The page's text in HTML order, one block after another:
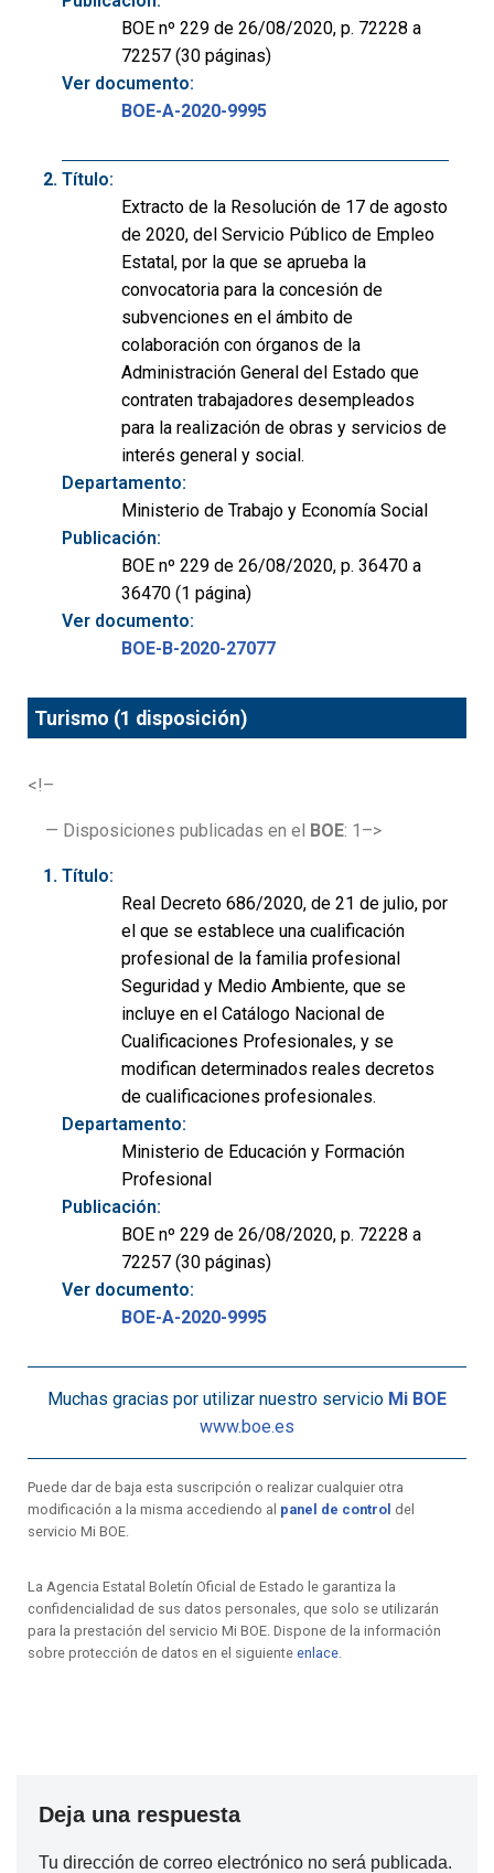
BOE nº 229 de 26/08/2020, p. 72228 a
72257 (30 páginas)
Ver documento:
BOE-A-2020-9995
Título:
Extracto de la Resolución de 17 de agosto
de 2020, del Servicio Público de Empleo
Estatal, por la que se aprueba la
convocatoria para la concesión de
subvenciones en el ámbito de
colaboración con órganos de la
Administración General del Estado que
contraten trabajadores desempleados
para la realización de obras y servicios de
interés general y social.
Departamento:
Ministerio de Trabajo y Economía Social
Publicación:
BOE nº 229 de 26/08/2020, p. 36470 a
36470 (1 página)
Ver documento:
BOE-B-2020-27077
Turismo (1 disposición)
<!–
— Disposiciones publicadas en el BOE: 1–>
Título:
Real Decreto 686/2020, de 21 de julio, por
el que se establece una cualificación
profesional de la familia profesional
Seguridad y Medio Ambiente, que se
incluye en el Catálogo Nacional de
Cualificaciones Profesionales, y se
modifican determinados reales decretos
de cualificaciones profesionales.
Departamento:
Ministerio de Educación y Formación
Profesional
Publicación:
BOE nº 229 de 26/08/2020, p. 72228 a
72257 (30 páginas)
Ver documento:
BOE-A-2020-9995
Muchas gracias por utilizar nuestro servicio Mi BOE
www.boe.es
Puede dar de baja esta suscripción o realizar cualquier otra
modificación a la misma accediendo al panel de control del
servicio Mi BOE.
La Agencia Estatal Boletín Oficial de Estado le garantiza la
confidencialidad de sus datos personales, que solo se utilizarán
para la prestación del servicio Mi BOE. Dispone de la información
sobre protección de datos en el siguiente enlace
Deja una respuesta
Tu dirección de correo electrónico no será publicada.